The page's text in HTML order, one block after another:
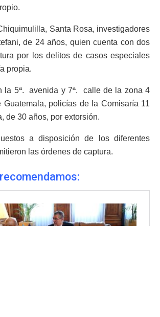
Santa Rosa, investigadores
de 24 años, quien cuenta con dos
por los delitos de casos especiales
propia.
la 5ª. avenida y 7ª. calle de la zona 4
policías de la Comisaría 11
de 30 años, por extorsión.
a disposición de los diferentes
las órdenes de captura.